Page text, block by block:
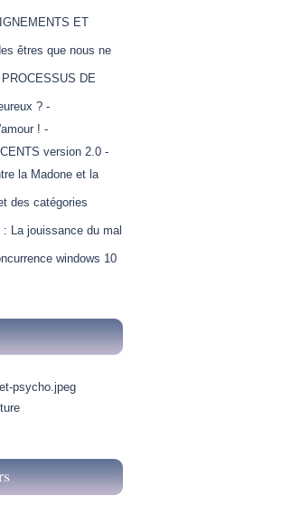
ET
êtres que nous ne
DE
? -
! -
version 2.0 -
la Madone et la
des catégories
La jouissance du mal
windows 10